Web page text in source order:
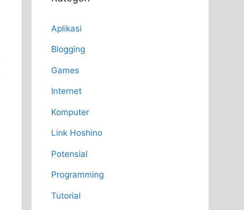
Aplikasi
Blogging
Games
Internet
Komputer
Link Hoshino
Potensial
Programming
Tutorial